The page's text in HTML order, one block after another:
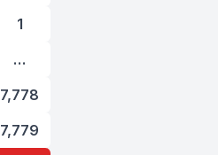
pagination
1
…
7,778
7,779